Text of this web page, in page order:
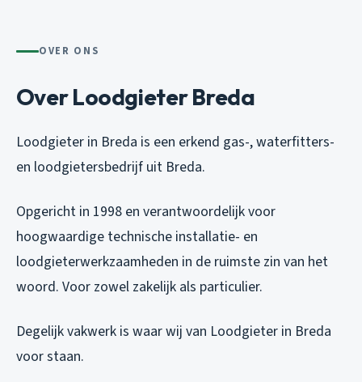
OVER ONS
Over Loodgieter Breda
Loodgieter in Breda is een erkend gas-, waterfitters-
en loodgietersbedrijf uit Breda.
Opgericht in 1998 en verantwoordelijk voor
hoogwaardige technische installatie- en
loodgieterwerkzaamheden in de ruimste zin van het
woord. Voor zowel zakelijk als particulier.
Degelijk vakwerk is waar wij van Loodgieter in Breda
voor staan.